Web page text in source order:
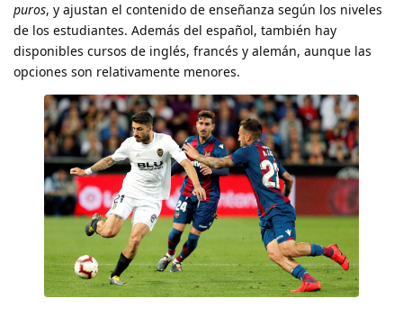
puros, y ajustan el contenido de enseñanza según los niveles
de los estudiantes. Además del español, también hay
disponibles cursos de inglés, francés y alemán, aunque las
opciones son relativamente menores.